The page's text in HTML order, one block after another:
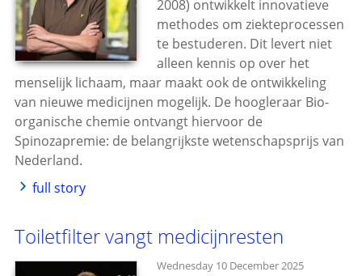
2008) ontwikkelt innovatieve
methodes om ziekteprocessen
te bestuderen. Dit levert niet
alleen kennis op over het
menselijk lichaam, maar maakt ook de ontwikkeling
van nieuwe medicijnen mogelijk. De hoogleraar Bio-
organische chemie ontvangt hiervoor de
Spinozapremie: de belangrijkste wetenschapsprijs van
Nederland.
full story
Toiletfilter vangt medicijnresten
Wednesday 10 December 2025